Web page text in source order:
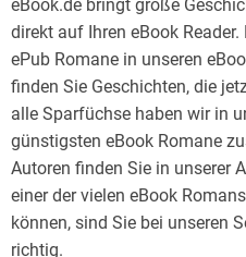
eBook.de bringt große
direkt auf Ihren eBook
ePub Romane in unseren
finden Sie Geschichten, die
alle Sparfüchse haben wir in
günstigsten eBook Romane
Autoren finden Sie in unserer
einer der vielen eBook
können, sind Sie bei unseren
richtig.